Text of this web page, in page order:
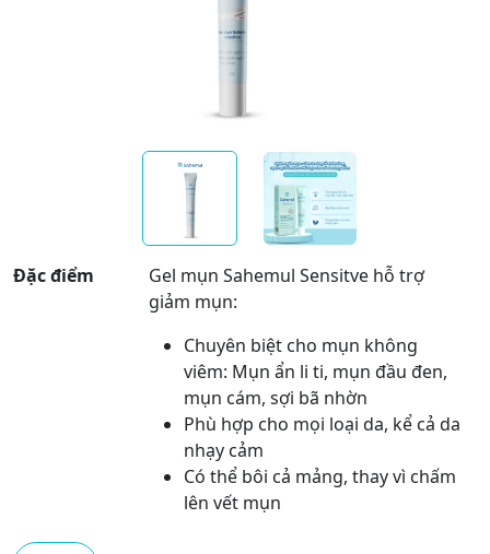
Đặc điểm
Gel mụn Sahemul Sensitve hỗ trợ
giảm mụn:
Chuyên biệt cho mụn không
viêm: Mụn ẩn li ti, mụn đầu đen,
mụn cám, sợi bã nhờn
Phù hợp cho mọi loại da, kể cả da
nhạy cảm
Có thể bôi cả mảng, thay vì chấm
lên vết mụn